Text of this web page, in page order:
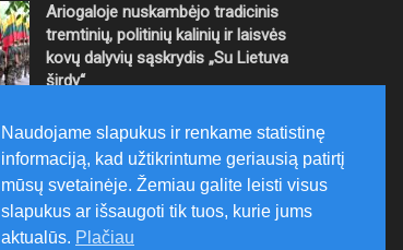
Ariogaloje nuskambėjo tradicinis
tremtinių, politinių kalinių ir laisvės
kovų dalyvių sąskrydis „Su Lietuva
širdy“
Mažeikių rajono savivaldybė ragina
gyventojus laikytis Kelių eismo
taisyklių, tausoti aplinką
2026-08-08
Naudojame slapukus ir renkame statistinę
informaciją, kad užtikrintume geriausią patirtį
mūsų svetainėje. Žemiau galite leisti visus
slapukus ar išsaugoti tik tuos, kurie jums
aktualūs. Plačiau